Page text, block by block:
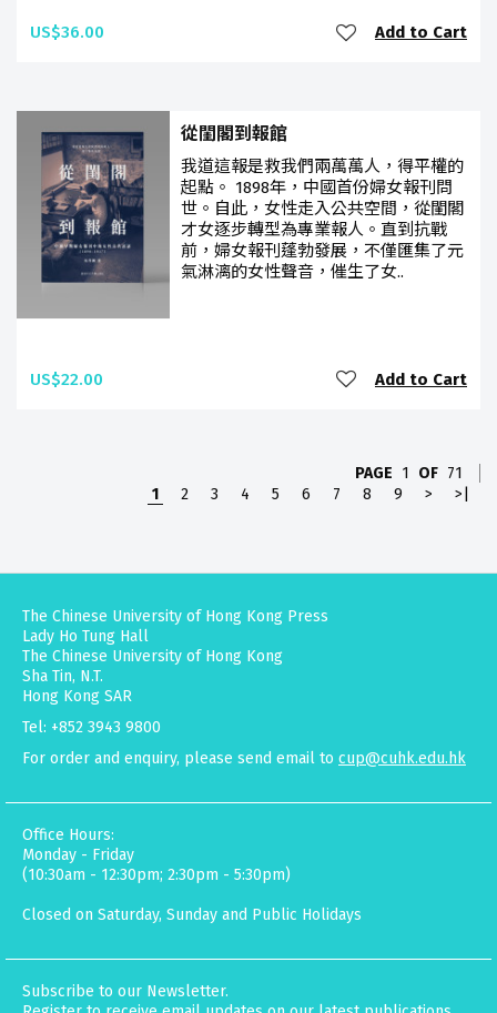
US$36.00 Add to Cart
從閨閣到報館
我道這報是救我們兩萬萬人，得平權的
起點。 1898年，中國首份婦女報刊問
世。自此，女性走入公共空間，從閨閣
才女逐步轉型為專業報人。直到抗戰
前，婦女報刊蓬勃發展，不僅匯集了元
氣淋漓的女性聲音，催生了女..
US$22.00 Add to Cart
PAGE 1 OF 71
1
2 3 4 5 6 7 8 9 > >|
The Chinese University of Hong Kong Press
Lady Ho Tung Hall
The Chinese University of Hong Kong
Sha Tin, N.T.
Hong Kong SAR
Tel: +852 3943 9800
For order and enquiry, please send email to cup@cuhk.edu.hk
Office Hours:
Monday - Friday
(10:30am - 12:30pm; 2:30pm - 5:30pm)
Closed on Saturday, Sunday and Public Holidays
Subscribe to our Newsletter.